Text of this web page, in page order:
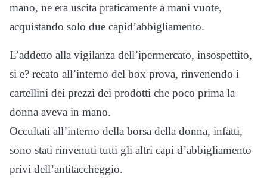
mano, ne era uscita praticamente a mani vuote,
acquistando solo due capid’abbigliamento.
L’addetto alla vigilanza dell’ipermercato, insospettito,
si e? recato all’interno del box prova, rinvenendo i
cartellini dei prezzi dei prodotti che poco prima la
donna aveva in mano.
Occultati all’interno della borsa della donna, infatti,
sono stati rinvenuti tutti gli altri capi d’abbigliamento
privi dell’antitaccheggio.